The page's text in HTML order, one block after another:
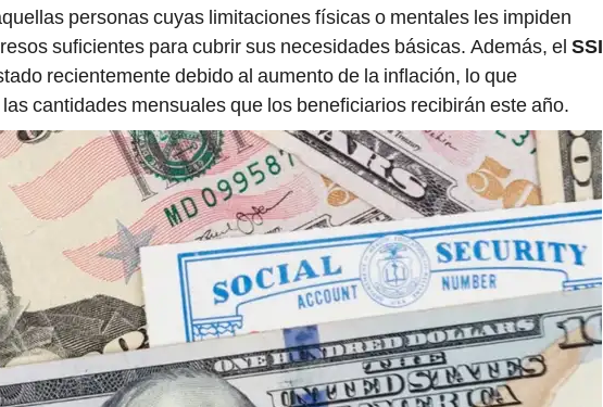
personas cuyas limitaciones físicas o mentales les impiden
suficientes para cubrir sus necesidades básicas. Además, el SSI
recientemente debido al aumento de la inflación, lo que
cantidades mensuales que los beneficiarios recibirán este año.